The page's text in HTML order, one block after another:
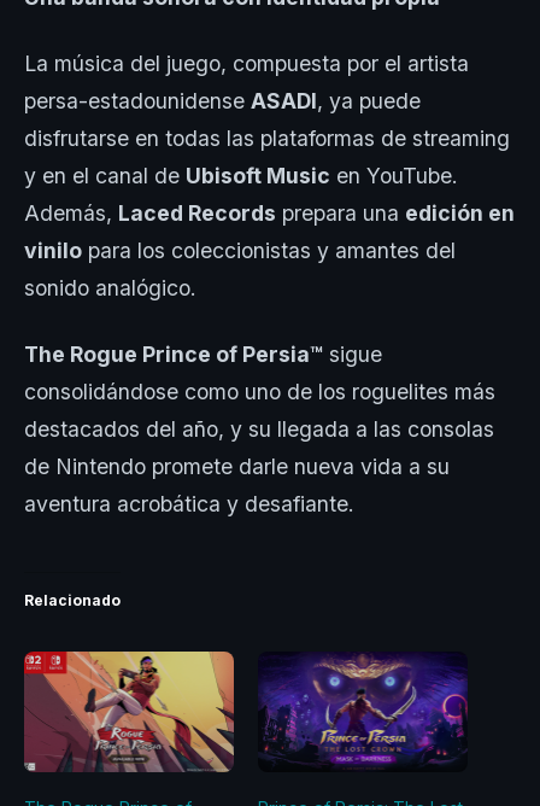
La música del juego, compuesta por el artista
persa-estadounidense ASADI, ya puede
disfrutarse en todas las plataformas de streaming
y en el canal de Ubisoft Music en YouTube.
Además, Laced Records prepara una edición en
vinilo para los coleccionistas y amantes del
sonido analógico.
The Rogue Prince of Persia™ sigue
consolidándose como uno de los roguelites más
destacados del año, y su llegada a las consolas
de Nintendo promete darle nueva vida a su
aventura acrobática y desafiante.
Relacionado